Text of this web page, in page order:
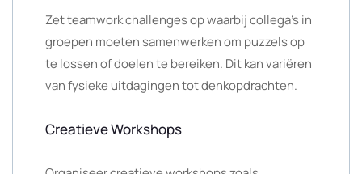
Zet teamwork challenges op waarbij collega’s in
groepen moeten samenwerken om puzzels op
te lossen of doelen te bereiken. Dit kan variëren
van fysieke uitdagingen tot denkopdrachten.
Creatieve Workshops